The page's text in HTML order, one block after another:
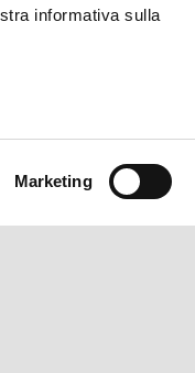
informativa sulla
Marketing